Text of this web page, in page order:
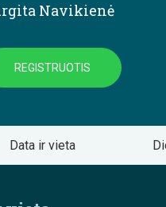
Navikienė
REGISTRUOTIS
Data ir vieta